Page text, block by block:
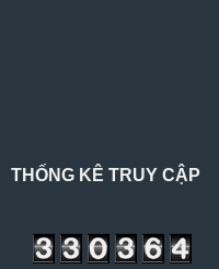
THỐNG KÊ TRUY CẬP